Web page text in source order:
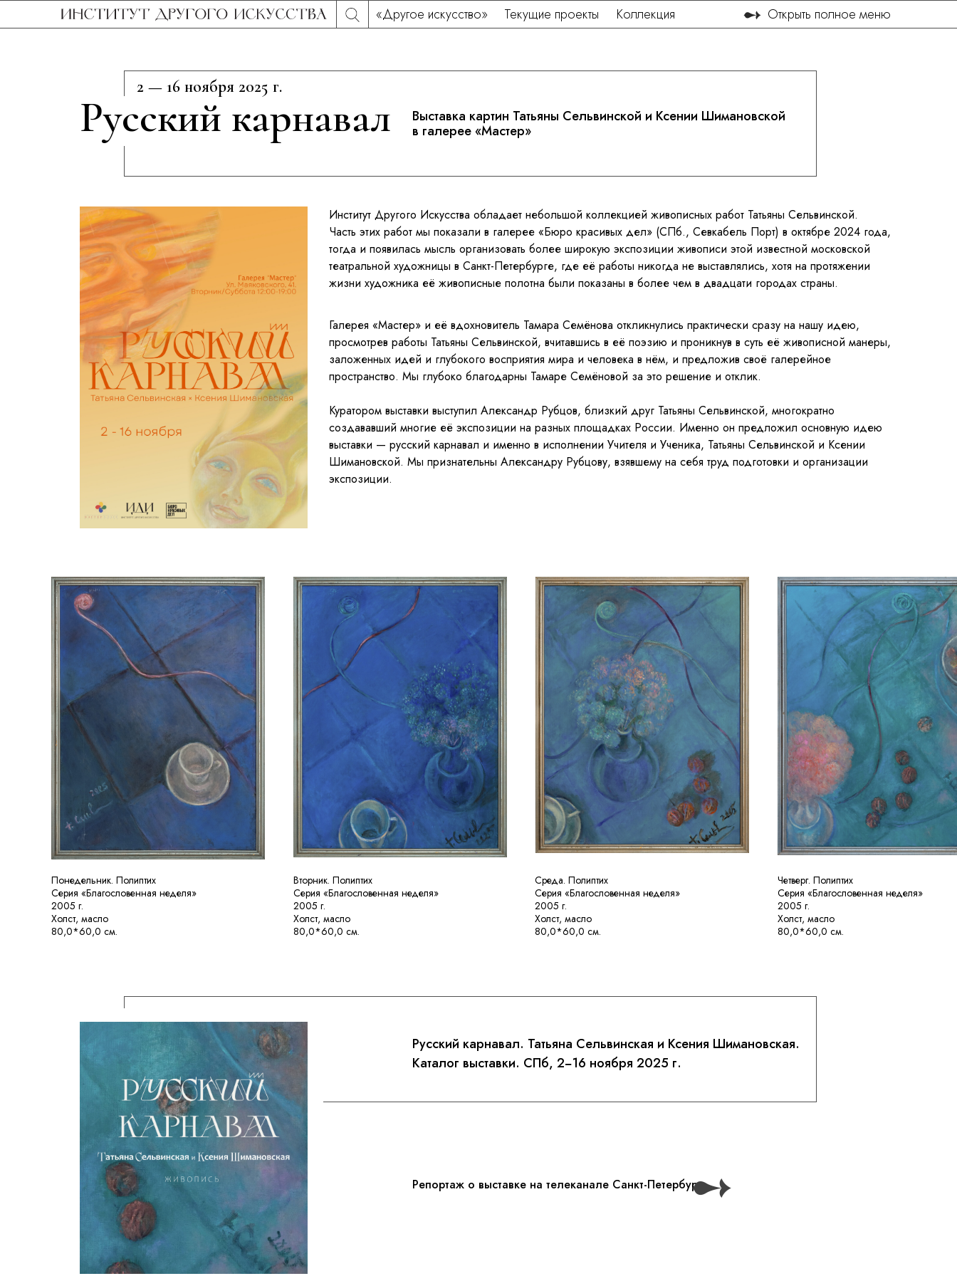
Коллекция Открыть полное меню
«Другое искусство» ➻
Текущие проекты
Выставка картин Татьяны Сельвинской и Ксении Шимановской
в галерее «Мастер»
Русский карнавал
2 — 16 ноября 2025 г.
Институт Другого Искусства обладает небольшой коллекцией живописных работ Татьяны Сельвинской.
Часть этих работ мы показали в галерее «Бюро красивых дел» (СПб., Севкабель Порт) в октябре 2024 года,
тогда и появилась мысль организовать более широкую экспозиции живописи этой известной московской
театральной художницы в Санкт-Петербурге, где её работы никогда не выставлялись, хотя на протяжении
жизни художника её живописные полотна были показаны в более чем в двадцати городах страны.
Галерея «Мастер» и её вдохновитель Тамара Семёнова откликнулись практически сразу на нашу идею,
просмотрев работы Татьяны Сельвинской, вчитавшись в её поэзию и проникнув в суть её живописной манеры,
заложенных идей и глубокого восприятия мира и человека в нём, и предложив своё галерейное
пространство. Мы глубоко благодарны Тамаре Семёновой за это решение и отклик.
Куратором выставки выступил Александр Рубцов, близкий друг Татьяны Сельвинской, многократно
создававший многие её экспозиции на разных площадках России. Именно он предложил основную идею
выставки — русский карнавал и именно в исполнении Учителя и Ученика, Татьяны Сельвинской и Ксении
Шимановской. Мы признательны Александру Рубцову, взявшему на себя труд подготовки и организации
экспозиции.
Русский карнавал /
Выставка картин Татьяны Сельвинской и Ксении Шимановской в галерее
2 — 16 ноября 2025 г.
Понедельник. Полиптих
Серия «Благословенная неделя»
2005 г.
Холст, масло
80,0*60,0 см.
Вторник. Полиптих
Серия «Благословенная неделя»
2005 г.
Холст, масло
80,0*60,0 см.
Среда. Полиптих
Серия «Благословенная неделя»
2005 г.
Холст, масло
80,0*60,0 см.
Четверг. Полиптих
Серия «Благословенная неделя»
2005 г.
Холст, масло
80,0*60,0 см.
Русский карнавал. Татьяна Сельвинская и Ксения Шимановская.
Каталог выставки. СПб, 2−16 ноября 2025 г.
Репортаж о выставке на телеканале Санкт-Петербург➻